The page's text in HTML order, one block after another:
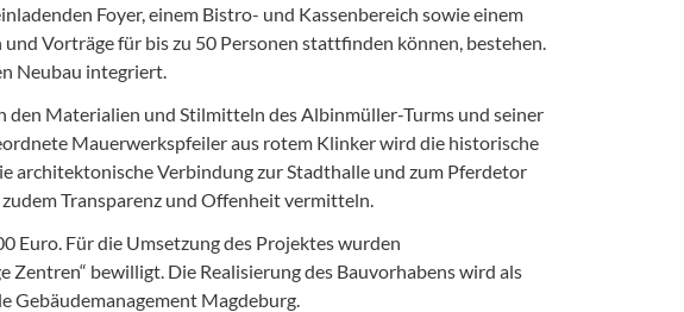
Foyer, einem Bistro- und Kassenbereich sowie einem
Vorträge für bis zu 50 Personen stattfinden können, bestehen.
Neubau integriert.
den Materialien und Stilmitteln des Albinmüller-Turms und seiner
Mauerwerkspfeiler aus rotem Klinker wird die historische
architektonische Verbindung zur Stadthalle und zum Pferdetor
Transparenz und Offenheit vermitteln.
Euro. Für die Umsetzung des Projektes wurden
bewilligt. Die Realisierung des Bauvorhabens wird als
Gebäudemanagement Magdeburg.